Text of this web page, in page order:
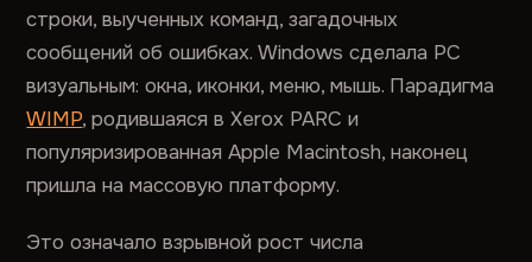
строки, выученных команд, загадочных
сообщений об ошибках. Windows сделала PC
визуальным: окна, иконки, меню, мышь. Парадигма
WIMP, родившаяся в Xerox PARC и
популяризированная Apple Macintosh, наконец
пришла на массовую платформу.
Это означало взрывной рост числа